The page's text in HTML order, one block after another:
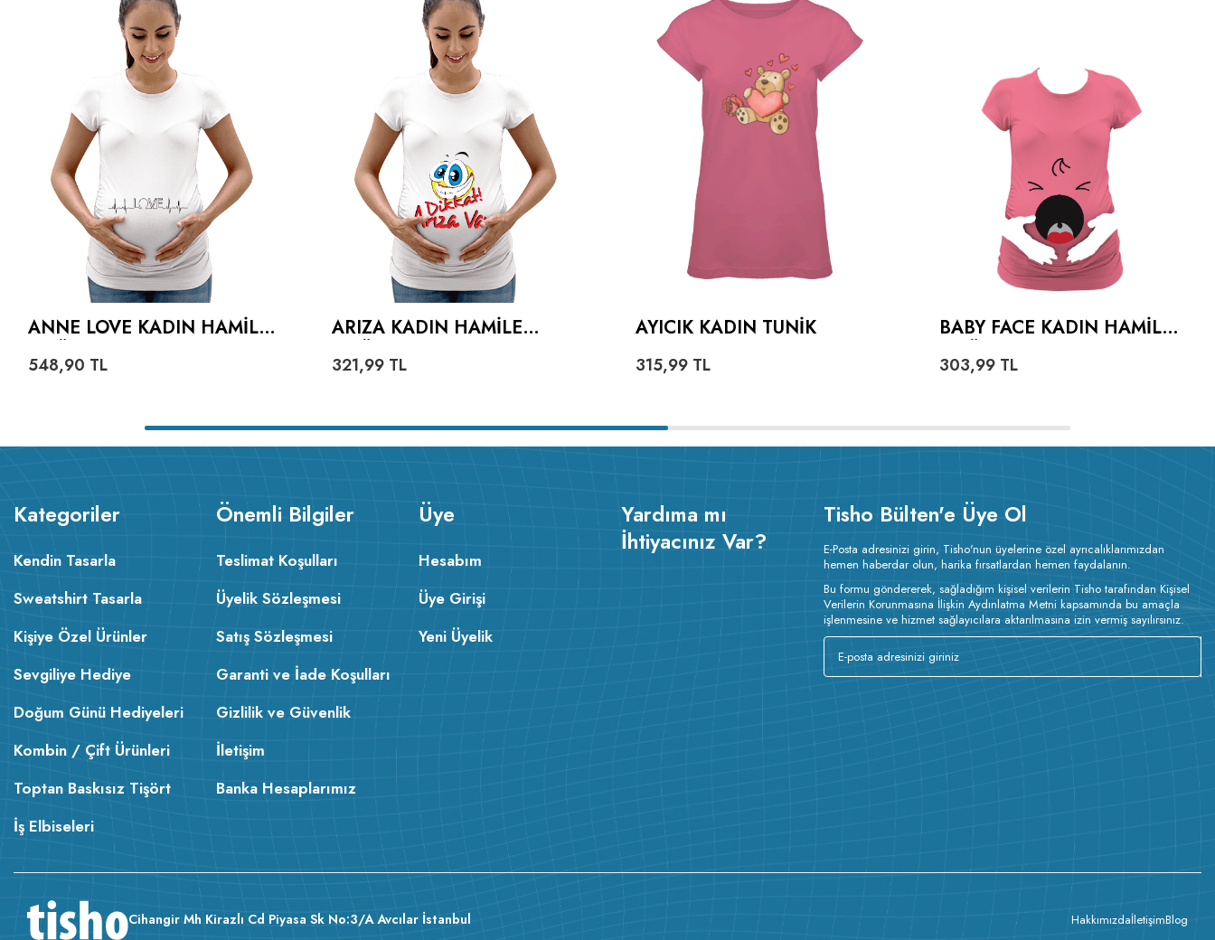
ANNE LOVE KADIN HAMILE
548,90 TL
ARIZA KADIN HAMILE
321,99 TL
AYICIK KADIN TUNIK
315,99 TL
BABY FACE KADIN HAMILE
303,99 TL
Kategoriler
Kendin Tasarla
Sweatshirt Tasarla
Kişiye Özel Ürünler
Sevgiliye Hediye
Doğum Günü Hediyeleri
Kombin / Çift Ürünleri
Toptan Baskısız Tişört
İş Elbiseleri
Önemli Bilgiler
Teslimat Koşulları
Üyelik Sözleşmesi
Satış Sözleşmesi
Garanti ve İade Koşulları
Gizlilik ve Güvenlik
İletişim
Banka Hesaplarımız
Üye
Hesabım
Üye Girişi
Yeni Üyelik
Yardıma mı
İhtiyacınız Var?
Tisho Bülten'e Üye Ol
E-Posta adresinizi girin, Tisho'nun üyelerine özel ayrıcalıklarımızdan
hemen haberdar olun, harika fırsatlardan hemen faydalanın.
Bu formu göndererek, sağladığım kişisel verilerin Tisho tarafından Kişisel
Verilerin Korunmasına İlişkin Aydınlatma Metni kapsamında bu amaçla
işlenmesine ve hizmet sağlayıcılara aktarılmasına izin vermiş sayılırsınız.
Cihangir Mh Kirazlı Cd Piyasa Sk No:3/A Avcılar İstanbul HakkımızdaİletişimBlog